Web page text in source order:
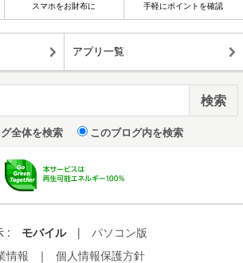
スマホをお財布に 手軽にポイントを確認
アプリ一覧
全体を検索 このブログ内を検索
: モバイル |
パソコン版
情報
｜ 個人情報保護方針